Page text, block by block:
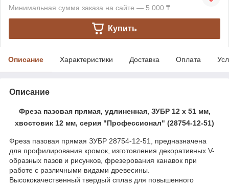
Минимальная сумма заказа на сайте — 5 000 ₸
Купить
Описание Характеристики Доставка Оплата
Описание
Фреза пазовая прямая, удлиненная, ЗУБР 12 x 51 мм,
хвостовик 12 мм, серия "Профессионал" (28754-12-51)
Фреза пазовая прямая ЗУБР 28754-12-51, предназначена
для профилирования кромок, изготовления декоративных V-
образных пазов и рисунков, фрезерования канавок при
работе с различными видами древесины.
Высококачественный твердый сплав для повышенного